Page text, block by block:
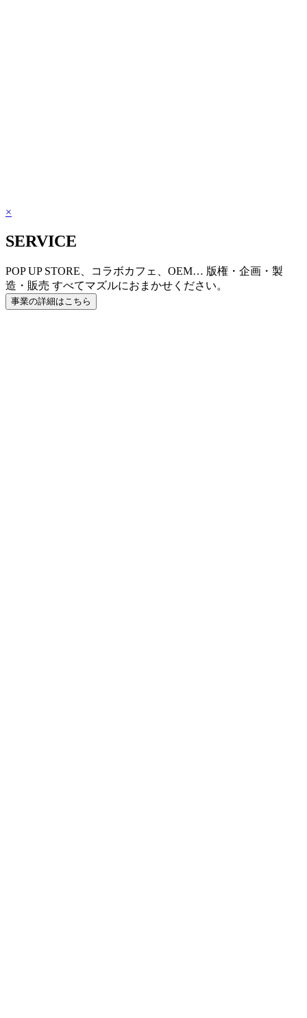
×
SERVICE
POP UP STORE、コラボカフェ、OEM… 版権・企画・製
造・販売 すべてマズルにおまかせください。
事業の詳細はこちら